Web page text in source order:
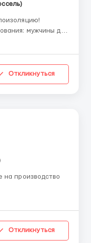
рабочих
Откликнуться
60
Откликнуться